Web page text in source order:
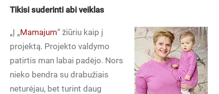
Tikisi suderinti abi veiklas
„Į „Mamajum“ žiūriu kaip į
projektą. Projekto valdymo
patirtis man labai padėjo. Nors
nieko bendra su drabužiais
neturėjau, bet turint daug